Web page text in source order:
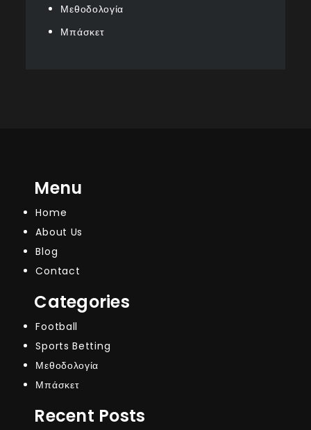
Μεθοδολογία
Μπάσκετ
Menu
Home
About Us
Blog
Contact
Categories
Football
Sports Betting
Μεθοδολογία
Μπάσκετ
Recent Posts